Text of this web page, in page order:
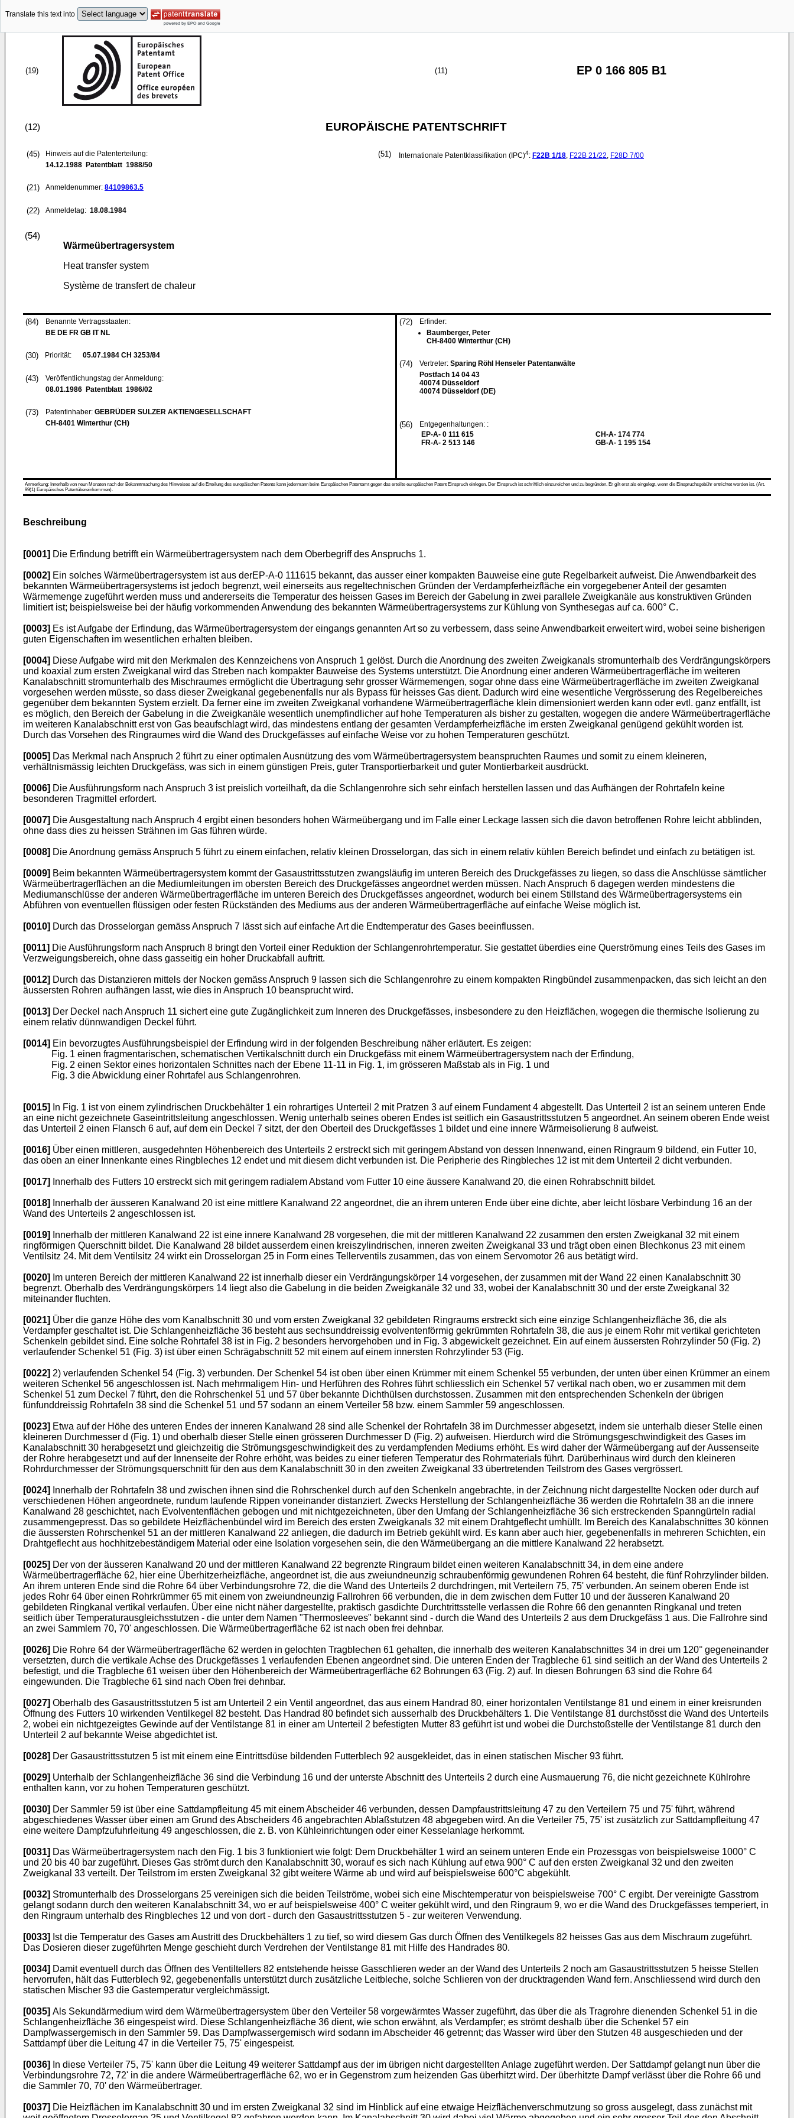
Translate this text into
(19) (11) EP 0 166 805 B1
(12) EUROPÄISCHE PATENTSCHRIFT
(45)
Hinweis auf die Patenterteilung:
14.12.1988 Patentblatt 1988/50
(21) Anmeldenummer: 84109863.5
(22) Anmeldetag: 18.08.1984
(51) Internationale Patentklassifikation (IPC)4: F22B 1/18, F22B 21/22, F28D 7/00
(54)
Wärmeübertragersystem
Heat transfer system
Système de transfert de chaleur
(84)
Benannte Vertragsstaaten:
BE DE FR GB IT NL
(30) Priorität: 05.07.1984 CH 3253/84
(43)
Veröffentlichungstag der Anmeldung:
08.01.1986 Patentblatt 1986/02
(73) Patentinhaber: GEBRÜDER SULZER AKTIENGESELLSCHAFT
CH-8401 Winterthur (CH)
(72)
Erfinder:
Baumberger, Peter
CH-8400 Winterthur (CH)
(74) Vertreter: Sparing Röhl Henseler Patentanwälte
Postfach 14 04 43
40074 Düsseldorf
40074 Düsseldorf (DE)
(56)
Entgegenhaltungen: :
EP-A- 0 111 615
FR-A- 2 513 146
CH-A- 174 774
GB-A- 1 195 154
Anmerkung: Innerhalb von neun Monaten nach der Bekanntmachung des Hinweises auf die Erteilung des europäischen Patents kann jedermann beim Europäischen Patentamt gegen das erteilte europäischen Patent Einspruch einlegen. Der Einspruch ist schriftlich einzureichen und zu begründen. Er gilt erst als eingelegt, wenn die Einspruchsgebühr entrichtet worden ist. (Art.
99(1) Europäisches Patentübereinkommen).
Beschreibung
[0001] Die Erfindung betrifft ein Wärmeübertragersystem nach dem Oberbegriff des Anspruchs 1.
[0002] Ein solches Wärmeübertragersystem ist aus derEP-A-0 111615 bekannt, das ausser einer kompakten Bauweise eine gute Regelbarkeit aufweist. Die Anwendbarkeit des
bekannten Wärmeübertragersystems ist jedoch begrenzt, weil einerseits aus regeltechnischen Gründen der Verdampferheizfläche ein vorgegebener Anteil der gesamten
Wärmemenge zugeführt werden muss und andererseits die Temperatur des heissen Gases im Bereich der Gabelung in zwei parallele Zweigkanäle aus konstruktiven Gründen
limitiert ist; beispielsweise bei der häufig vorkommenden Anwendung des bekannten Wärmeübertragersystems zur Kühlung von Synthesegas auf ca. 600° C.
[0003] Es ist Aufgabe der Erfindung, das Wärmeübertragersystem der eingangs genannten Art so zu verbessern, dass seine Anwendbarkeit erweitert wird, wobei seine bisherigen
guten Eigenschaften im wesentlichen erhalten bleiben.
[0004] Diese Aufgabe wird mit den Merkmalen des Kennzeichens von Anspruch 1 gelöst. Durch die Anordnung des zweiten Zweigkanals stromunterhalb des Verdrängungskörpers
und koaxial zum ersten Zweigkanal wird das Streben nach kompakter Bauweise des Systems unterstützt. Die Anordnung einer anderen Wärmeübertragerfläche im weiteren
Kanalabschnitt stromunterhalb des Mischraumes ermöglicht die Übertragung sehr grosser Wärmemengen, sogar ohne dass eine Wärmeübertragerfläche im zweiten Zweigkanal
vorgesehen werden müsste, so dass dieser Zweigkanal gegebenenfalls nur als Bypass für heisses Gas dient. Dadurch wird eine wesentliche Vergrösserung des Regelbereiches
gegenüber dem bekannten System erzielt. Da ferner eine im zweiten Zweigkanal vorhandene Wärmeübertragerfläche klein dimensioniert werden kann oder evtl. ganz entfällt, ist
es möglich, den Bereich der Gabelung in die Zweigkanäle wesentlich unempfindlicher auf hohe Temperaturen als bisher zu gestalten, wogegen die andere Wärmeübertragerfläche
im weiteren Kanalabschnitt erst von Gas beaufschlagt wird, das mindestens entlang der gesamten Verdampferheizfläche im ersten Zweigkanal genügend gekühlt worden ist.
Durch das Vorsehen des Ringraumes wird die Wand des Druckgefässes auf einfache Weise vor zu hohen Temperaturen geschützt.
[0005] Das Merkmal nach Anspruch 2 führt zu einer optimalen Ausnützung des vom Wärmeübertragersystem beanspruchten Raumes und somit zu einem kleineren,
verhältnismässig leichten Druckgefäss, was sich in einem günstigen Preis, guter Transportierbarkeit und guter Montierbarkeit ausdrückt.
[0006] Die Ausführungsform nach Anspruch 3 ist preislich vorteilhaft, da die Schlangenrohre sich sehr einfach herstellen lassen und das Aufhängen der Rohrtafeln keine
besonderen Tragmittel erfordert.
[0007] Die Ausgestaltung nach Anspruch 4 ergibt einen besonders hohen Wärmeübergang und im Falle einer Leckage lassen sich die davon betroffenen Rohre leicht abblinden,
ohne dass dies zu heissen Strähnen im Gas führen würde.
[0008] Die Anordnung gemäss Anspruch 5 führt zu einem einfachen, relativ kleinen Drosselorgan, das sich in einem relativ kühlen Bereich befindet und einfach zu betätigen ist.
[0009] Beim bekannten Wärmeübertragersystem kommt der Gasaustrittsstutzen zwangsläufig im unteren Bereich des Druckgefässes zu liegen, so dass die Anschlüsse sämtlicher
Wärmeübertragerflächen an die Mediumleitungen im obersten Bereich des Druckgefässes angeordnet werden müssen. Nach Anspruch 6 dagegen werden mindestens die
Mediumanschlüsse der anderen Wärmeübertragerfläche im unteren Bereich des Druckgefässes angeordnet, wodurch bei einem Stillstand des Wärmeübertragersystems ein
Abführen von eventuellen flüssigen oder festen Rückständen des Mediums aus der anderen Wärmeübertragerfläche auf einfache Weise möglich ist.
[0010] Durch das Drosselorgan gemäss Anspruch 7 lässt sich auf einfache Art die Endtemperatur des Gases beeinflussen.
[0011] Die Ausführungsform nach Anspruch 8 bringt den Vorteil einer Reduktion der Schlangenrohrtemperatur. Sie gestattet überdies eine Querströmung eines Teils des Gases im
Verzweigungsbereich, ohne dass gasseitig ein hoher Druckabfall auftritt.
[0012] Durch das Distanzieren mittels der Nocken gemäss Anspruch 9 lassen sich die Schlangenrohre zu einem kompakten Ringbündel zusammenpacken, das sich leicht an den
äussersten Rohren aufhängen lasst, wie dies in Anspruch 10 beansprucht wird.
[0013] Der Deckel nach Anspruch 11 sichert eine gute Zugänglichkeit zum Inneren des Druckgefässes, insbesondere zu den Heizflächen, wogegen die thermische Isolierung zu
einem relativ dünnwandigen Deckel führt.
[0014] Ein bevorzugtes Ausführungsbeispiel der Erfindung wird in der folgenden Beschreibung näher erläutert. Es zeigen:
Fig. 1 einen fragmentarischen, schematischen Vertikalschnitt durch ein Druckgefäss mit einem Wärmeübertragersystem nach der Erfindung,
Fig. 2 einen Sektor eines horizontalen Schnittes nach der Ebene 11-11 in Fig. 1, im grösseren Maßstab als in Fig. 1 und
Fig. 3 die Abwicklung einer Rohrtafel aus Schlangenrohren.
[0015]
In Fig. 1 ist von einem zylindrischen Druckbehälter 1 ein rohrartiges Unterteil 2 mit Pratzen 3 auf einem Fundament 4 abgestellt. Das Unterteil 2 ist an seinem unteren Ende
an eine nicht gezeichnete Gaseintrittsleitung angeschlossen. Wenig unterhalb seines oberen Endes ist seitlich ein Gasaustrittsstutzen 5 angeordnet. An seinem oberen Ende weist
das Unterteil 2 einen Flansch 6 auf, auf dem ein Deckel 7 sitzt, der den Oberteil des Druckgefässes 1 bildet und eine innere Wärmeisolierung 8 aufweist.
[0016] Über einen mittleren, ausgedehnten Höhenbereich des Unterteils 2 erstreckt sich mit geringem Abstand von dessen Innenwand, einen Ringraum 9 bildend, ein Futter 10,
das oben an einer Innenkante eines Ringbleches 12 endet und mit diesem dicht verbunden ist. Die Peripherie des Ringbleches 12 ist mit dem Unterteil 2 dicht verbunden.
[0017] Innerhalb des Futters 10 erstreckt sich mit geringem radialem Abstand vom Futter 10 eine äussere Kanalwand 20, die einen Rohrabschnitt bildet.
[0018]
Innerhalb der äusseren Kanalwand 20 ist eine mittlere Kanalwand 22 angeordnet, die an ihrem unteren Ende über eine dichte, aber leicht lösbare Verbindung 16 an der
Wand des Unterteils 2 angeschlossen ist.
[0019]
Innerhalb der mittleren Kanalwand 22 ist eine innere Kanalwand 28 vorgesehen, die mit der mittleren Kanalwand 22 zusammen den ersten Zweigkanal 32 mit einem
ringförmigen Querschnitt bildet. Die Kanalwand 28 bildet ausserdem einen kreiszylindrischen, inneren zweiten Zweigkanal 33 und trägt oben einen Blechkonus 23 mit einem
Ventilsitz 24. Mit dem Ventilsitz 24 wirkt ein Drosselorgan 25 in Form eines Tellerventils zusammen, das von einem Servomotor 26 aus betätigt wird.
[0020]
Im unteren Bereich der mittleren Kanalwand 22 ist innerhalb dieser ein Verdrängungskörper 14 vorgesehen, der zusammen mit der Wand 22 einen Kanalabschnitt 30
begrenzt. Oberhalb des Verdrängungskörpers 14 liegt also die Gabelung in die beiden Zweigkanäle 32 und 33, wobei der Kanalabschnitt 30 und der erste Zweigkanal 32
miteinander fluchten.
[0021] Über die ganze Höhe des vom Kanalbschnitt 30 und vom ersten Zweigkanal 32 gebildeten Ringraums erstreckt sich eine einzige Schlangenheizfläche 36, die als
Verdampfer geschaltet ist. Die Schlangenheizfläche 36 besteht aus sechsunddreissig evolventenförmig gekrümmten Rohrtafeln 38, die aus je einem Rohr mit vertikal gerichteten
Schenkeln gebildet sind. Eine solche Rohrtafel 38 ist in Fig. 2 besonders hervorgehoben und in Fig. 3 abgewickelt gezeichnet. Ein auf einem äussersten Rohrzylinder 50 (Fig. 2)
verlaufender Schenkel 51 (Fig. 3) ist über einen Schrägabschnitt 52 mit einem auf einem innersten Rohrzylinder 53 (Fig.
[0022] 2) verlaufenden Schenkel 54 (Fig. 3) verbunden. Der Schenkel 54 ist oben über einen Krümmer mit einem Schenkel 55 verbunden, der unten über einen Krümmer an einem
weiteren Schenkel 56 angeschlossen ist. Nach mehrmaligem Hin- und Herführen des Rohres führt schliesslich ein Schenkel 57 vertikal nach oben, wo er zusammen mit dem
Schenkel 51 zum Deckel 7 führt, den die Rohrschenkel 51 und 57 über bekannte Dichthülsen durchstossen. Zusammen mit den entsprechenden Schenkeln der übrigen
fünfunddreissig Rohrtafeln 38 sind die Schenkel 51 und 57 sodann an einem Verteiler 58 bzw. einem Sammler 59 angeschlossen.
[0023] Etwa auf der Höhe des unteren Endes der inneren Kanalwand 28 sind alle Schenkel der Rohrtafeln 38 im Durchmesser abgesetzt, indem sie unterhalb dieser Stelle einen
kleineren Durchmesser d (Fig. 1) und oberhalb dieser Stelle einen grösseren Durchmesser D (Fig. 2) aufweisen. Hierdurch wird die Strömungsgeschwindigkeit des Gases im
Kanalabschnitt 30 herabgesetzt und gleichzeitig die Strömungsgeschwindigkeit des zu verdampfenden Mediums erhöht. Es wird daher der Wärmeübergang auf der Aussenseite
der Rohre herabgesetzt und auf der Innenseite der Rohre erhöht, was beides zu einer tieferen Temperatur des Rohrmaterials führt. Darüberhinaus wird durch den kleineren
Rohrdurchmesser der Strömungsquerschnitt für den aus dem Kanalabschnitt 30 in den zweiten Zweigkanal 33 übertretenden Teilstrom des Gases vergrössert.
[0024]
Innerhalb der Rohrtafeln 38 und zwischen ihnen sind die Rohrschenkel durch auf den Schenkeln angebrachte, in der Zeichnung nicht dargestellte Nocken oder durch auf
verschiedenen Höhen angeordnete, rundum laufende Rippen voneinander distanziert. Zwecks Herstellung der Schlangenheizfläche 36 werden die Rohrtafeln 38 an die innere
Kanalwand 28 geschichtet, nach Evolventenflächen gebogen und mit nichtgezeichneten, über den Umfang der Schlangenheizfläche 36 sich erstreckenden Spanngürteln radial
zusammengepresst. Das so gebildete Heizflächenbündel wird im Bereich des ersten Zweigkanals 32 mit einem Drahtgeflecht umhüllt. Im Bereich des Kanalabschnittes 30 können
die äussersten Rohrschenkel 51 an der mittleren Kanalwand 22 anliegen, die dadurch im Betrieb gekühlt wird. Es kann aber auch hier, gegebenenfalls in mehreren Schichten, ein
Drahtgeflecht aus hochhitzebeständigem Material oder eine Isolation vorgesehen sein, die den Wärmeübergang an die mittlere Kanalwand 22 herabsetzt.
[0025] Der von der äusseren Kanalwand 20 und der mittleren Kanalwand 22 begrenzte Ringraum bildet einen weiteren Kanalabschnitt 34, in dem eine andere
Wärmeübertragerfläche 62, hier eine Überhitzerheizfläche, angeordnet ist, die aus zweiundneunzig schraubenförmig gewundenen Rohren 64 besteht, die fünf Rohrzylinder bilden.
An ihrem unteren Ende sind die Rohre 64 über Verbindungsrohre 72, die die Wand des Unterteils 2 durchdringen, mit Verteilern 75, 75' verbunden. An seinem oberen Ende ist
jedes Rohr 64 über einen Rohrkrümmer 65 mit einem von zweiundneunzig Fallrohren 66 verbunden, die in dem zwischen dem Futter 10 und der äusseren Kanalwand 20
gebildeten Ringkanal vertikal verlaufen. Über eine nicht näher dargestellte, praktisch gasdichte Durchtrittsstelle verlassen die Rohre 66 den genannten Ringkanal und treten
seitlich über Temperaturausgleichsstutzen - die unter dem Namen "Thermosleeves" bekannt sind - durch die Wand des Unterteils 2 aus dem Druckgefäss 1 aus. Die Fallrohre sind
an zwei Sammlern 70, 70' angeschlossen. Die Wärmeübertragerfläche 62 ist nach oben frei dehnbar.
[0026] Die Rohre 64 der Wärmeübertragerfläche 62 werden in gelochten Tragblechen 61 gehalten, die innerhalb des weiteren Kanalabschnittes 34 in drei um 120° gegeneinander
versetzten, durch die vertikale Achse des Druckgefässes 1 verlaufenden Ebenen angeordnet sind. Die unteren Enden der Tragbleche 61 sind seitlich an der Wand des Unterteils 2
befestigt, und die Tragbleche 61 weisen über den Höhenbereich der Wärmeübertragerfläche 62 Bohrungen 63 (Fig. 2) auf. In diesen Bohrungen 63 sind die Rohre 64
eingewunden. Die Tragbleche 61 sind nach Oben frei dehnbar.
[0027] Oberhalb des Gasaustrittsstutzen 5 ist am Unterteil 2 ein Ventil angeordnet, das aus einem Handrad 80, einer horizontalen Ventilstange 81 und einem in einer kreisrunden
Öffnung des Futters 10 wirkenden Ventilkegel 82 besteht. Das Handrad 80 befindet sich ausserhalb des Druckbehälters 1. Die Ventilstange 81 durchstösst die Wand des Unterteils
2, wobei ein nichtgezeigtes Gewinde auf der Ventilstange 81 in einer am Unterteil 2 befestigten Mutter 83 geführt ist und wobei die Durchstoßstelle der Ventilstange 81 durch den
Unterteil 2 auf bekannte Weise abgedichtet ist.
[0028] Der Gasaustrittsstutzen 5 ist mit einem eine Eintrittsdüse bildenden Futterblech 92 ausgekleidet, das in einen statischen Mischer 93 führt.
[0029] Unterhalb der Schlangenheizfläche 36 sind die Verbindung 16 und der unterste Abschnitt des Unterteils 2 durch eine Ausmauerung 76, die nicht gezeichnete Kühlrohre
enthalten kann, vor zu hohen Temperaturen geschützt.
[0030] Der Sammler 59 ist über eine Sattdampfleitung 45 mit einem Abscheider 46 verbunden, dessen Dampfaustrittsleitung 47 zu den Verteilern 75 und 75' führt, während
abgeschiedenes Wasser über einen am Grund des Abscheiders 46 angebrachten Ablaßstutzen 48 abgegeben wird. An die Verteiler 75, 75' ist zusätzlich zur Sattdampfleitung 47
eine weitere Dampfzufuhrleitung 49 angeschlossen, die z. B. von Kühleinrichtungen oder einer Kesselanlage herkommt.
[0031] Das Wärmeübertragersystem nach den Fig. 1 bis 3 funktioniert wie folgt: Dem Druckbehälter 1 wird an seinem unteren Ende ein Prozessgas von beispielsweise 1000° C
und 20 bis 40 bar zugeführt. Dieses Gas strömt durch den Kanalabschnitt 30, worauf es sich nach Kühlung auf etwa 900° C auf den ersten Zweigkanal 32 und den zweiten
Zweigkanal 33 verteilt. Der Teilstrom im ersten Zweigkanal 32 gibt weitere Wärme ab und wird auf beispielsweise 600°C abgekühlt.
[0032] Stromunterhalb des Drosselorgans 25 vereinigen sich die beiden Teilströme, wobei sich eine Mischtemperatur von beispielsweise 700° C ergibt. Der vereinigte Gasstrom
gelangt sodann durch den weiteren Kanalabschnitt 34, wo er auf beispielsweise 400° C weiter gekühlt wird, und den Ringraum 9, wo er die Wand des Druckgefässes temperiert, in
den Ringraum unterhalb des Ringbleches 12 und von dort - durch den Gasaustrittsstutzen 5 - zur weiteren Verwendung.
[0033] Ist die Temperatur des Gases am Austritt des Druckbehälters 1 zu tief, so wird diesem Gas durch Öffnen des Ventilkegels 82 heisses Gas aus dem Mischraum zugeführt.
Das Dosieren dieser zugeführten Menge geschieht durch Verdrehen der Ventilstange 81 mit Hilfe des Handrades 80.
[0034] Damit eventuell durch das Öffnen des Ventiltellers 82 entstehende heisse Gasschlieren weder an der Wand des Unterteils 2 noch am Gasaustrittsstutzen 5 heisse Stellen
hervorrufen, hält das Futterblech 92, gegebenenfalls unterstützt durch zusätzliche Leitbleche, solche Schlieren von der drucktragenden Wand fern. Anschliessend wird durch den
statischen Mischer 93 die Gastemperatur vergleichmässigt.
[0035] Als Sekundärmedium wird dem Wärmeübertragersystem über den Verteiler 58 vorgewärmtes Wasser zugeführt, das über die als Tragrohre dienenden Schenkel 51 in die
Schlangenheizfläche 36 eingespeist wird. Diese Schlangenheizfläche 36 dient, wie schon erwähnt, als Verdampfer; es strömt deshalb über die Schenkel 57 ein
Dampfwassergemisch in den Sammler 59. Das Dampfwassergemisch wird sodann im Abscheider 46 getrennt; das Wasser wird über den Stutzen 48 ausgeschieden und der
Sattdampf über die Leitung 47 in die Verteiler 75, 75' eingespeist.
[0036]
In diese Verteiler 75, 75' kann über die Leitung 49 weiterer Sattdampf aus der im übrigen nicht dargestellten Anlage zugeführt werden. Der Sattdampf gelangt nun über die
Verbindungsrohre 72, 72' in die andere Wärmeübertragerfläche 62, wo er in Gegenstrom zum heizenden Gas überhitzt wird. Der überhitzte Dampf verlässt über die Rohre 66 und
die Sammler 70, 70' den Wärmeübertrager.
[0037] Die Heizflächen im Kanalabschnitt 30 und im ersten Zweigkanal 32 sind im Hinblick auf eine etwaige Heizflächenverschmutzung so gross ausgelegt, dass zunächst mit